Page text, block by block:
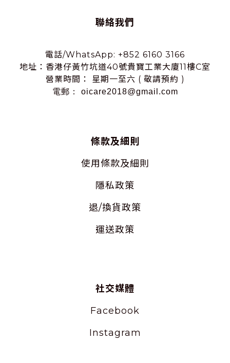
聯絡我們
電話/WhatsApp: +852 6160 3166
地址：香港仔黃竹坑道40號貴寶工業大廈11樓C室
營業時間： 星期一至六 ( 敬請預約 )
電郵： oicare2018@gmail.com
條款及細則
使用條款及細則
隱私政策
退/換貨政策
運送政策
社交媒體
Facebook
Instagram